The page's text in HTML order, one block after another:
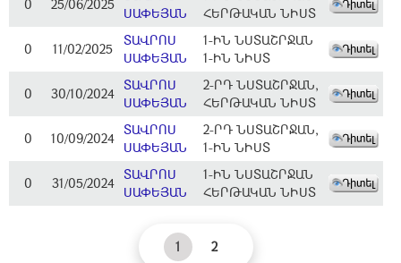
0 25/06/2025
ՍԱՓԵՅԱՆ
ՀԵՐԹԱԿԱՆ ՆԻՍՏ
0 11/02/2025
ՏԱՎՐՈՍ
ՍԱՓԵՅԱՆ
1-ԻՆ ՆՍՏԱՇՐՋԱՆ
1-ԻՆ ՆԻՍՏ
0 30/10/2024
ՏԱՎՐՈՍ
ՍԱՓԵՅԱՆ
2-ՐԴ ՆՍՏԱՇՐՋԱՆ,
ՀԵՐԹԱԿԱՆ ՆԻՍՏ
0 10/09/2024
ՏԱՎՐՈՍ
ՍԱՓԵՅԱՆ
2-ՐԴ ՆՍՏԱՇՐՋԱՆ,
1-ԻՆ ՆԻՍՏ
0 31/05/2024
ՏԱՎՐՈՍ
ՍԱՓԵՅԱՆ
1-ԻՆ ՆՍՏԱՇՐՋԱՆ
ՀԵՐԹԱԿԱՆ ՆԻՍՏ
1 2